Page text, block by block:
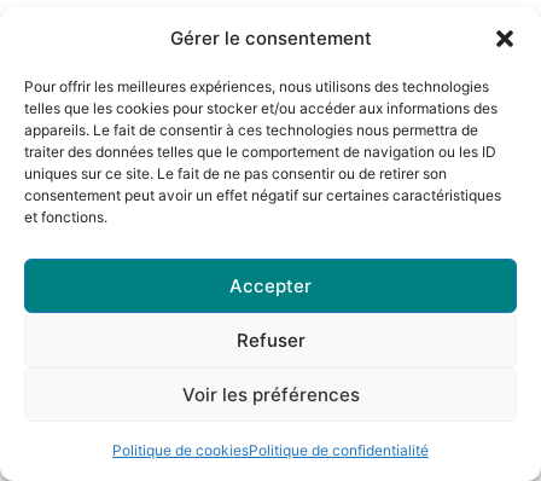
Gérer le consentement
Pour offrir les meilleures expériences, nous utilisons des technologies
telles que les cookies pour stocker et/ou accéder aux informations des
appareils. Le fait de consentir à ces technologies nous permettra de
traiter des données telles que le comportement de navigation ou les ID
uniques sur ce site. Le fait de ne pas consentir ou de retirer son
consentement peut avoir un effet négatif sur certaines caractéristiques
et fonctions.
Accepter
Refuser
Voir les préférences
Politique de cookiesPolitique de confidentialité